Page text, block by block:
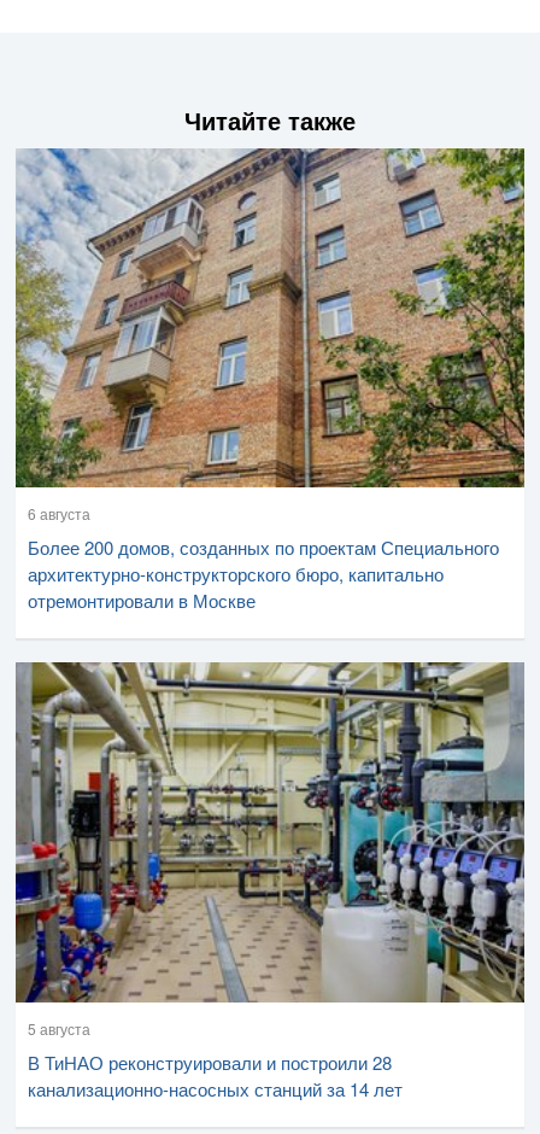
Читайте также
6 августа
Более 200 домов, созданных по проектам Специального
архитектурно-конструкторского бюро, капитально
отремонтировали в Москве
5 августа
В ТиНАО реконструировали и построили 28
канализационно-насосных станций за 14 лет